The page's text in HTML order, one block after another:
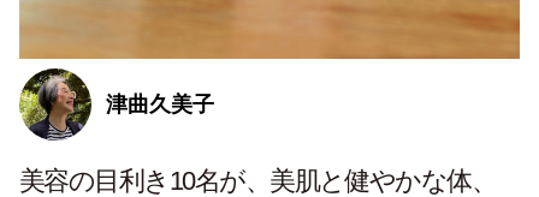
津曲久美子
美容の目利き10名が、美肌と健やかな体、